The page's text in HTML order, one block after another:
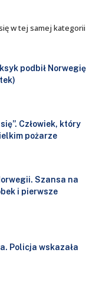
w tej samej kategorii
podbił Norwegię
Człowiek, który
pożarze
Szansa na
i pierwsze
Policja wskazała